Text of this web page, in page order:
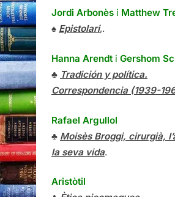
Jordi Arbonès i Matthew
♠ Epistolari,.
Hanna Arendt i Gershom
♣ Tradición y política.
Correspondencia (1939-
Rafael Argullol
♣ Moisès Broggi, cirurgià,
la seva vida.
Aristòtil